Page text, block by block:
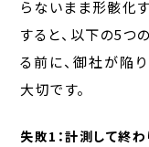
らないまま形骸化
すると、以下の5つ
る前に、御社が陥
大切です。
失敗1：計測して終